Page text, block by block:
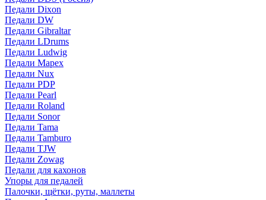
Педали Dixon
Педали DW
Педали Gibraltar
Педали LDrums
Педали Ludwig
Педали Mapex
Педали Nux
Педали PDP
Педали Pearl
Педали Roland
Педали Sonor
Педали Tama
Педали Tamburo
Педали TJW
Педали Zowag
Педали для кахонов
Упоры для педалей
Палочки, щётки, руты, маллеты